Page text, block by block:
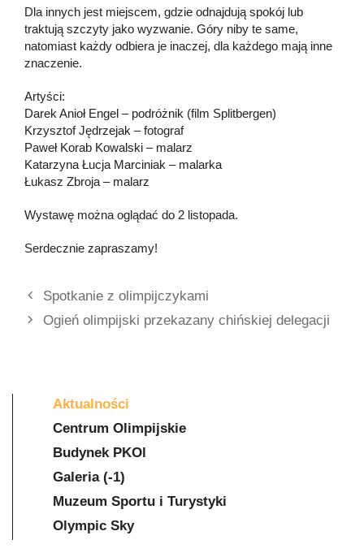
Dla innych jest miejscem, gdzie odnajdują spokój lub
traktują szczyty jako wyzwanie. Góry niby te same,
natomiast każdy odbiera je inaczej, dla każdego mają inne
znaczenie.
Artyści:
Darek Anioł Engel – podróżnik (film Splitbergen)
Krzysztof Jędrzejak – fotograf
Paweł Korab Kowalski – malarz
Katarzyna Łucja Marciniak – malarka
Łukasz Zbroja – malarz
Wystawę można oglądać do 2 listopada.
Serdecznie zapraszamy!
Spotkanie z olimpijczykami
Ogień olimpijski przekazany chińskiej delegacji
Aktualności
Centrum Olimpijskie
Budynek PKOl
Galeria (-1)
Muzeum Sportu i Turystyki
Olympic Sky